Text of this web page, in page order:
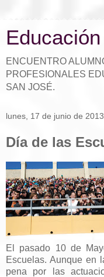
ENCUENTRO
PROFESIONALES
SAN JOSÉ.
lunes, 17 de junio de 2013
Día de las
El pasado 10 de
Escuelas. Aunque en
pena por las